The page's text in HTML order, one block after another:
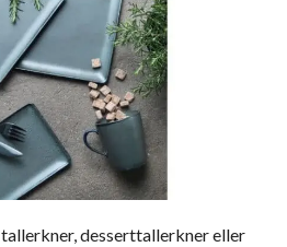
desserttallerkner eller